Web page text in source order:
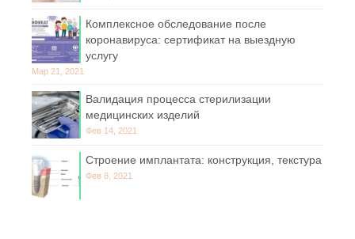
Комплексное обследование после
коронавируса: сертификат на выездную
услугу
Мар 21, 2021
Валидация процесса стерилизации
медицинских изделий
Фев 14, 2021
Строение имплантата: конструкция, текстура
Фев 8, 2021